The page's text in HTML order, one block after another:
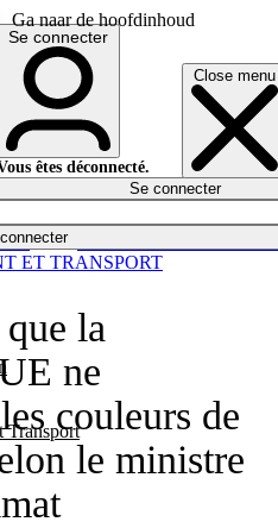
Ga naar de hoofdinhoud
Close menu
Transport
English
Deutsch
Español
Se connecter
êtes déconnecté.
Se connecter
la
ne
couleurs de
le ministre
ET TRANSPORT